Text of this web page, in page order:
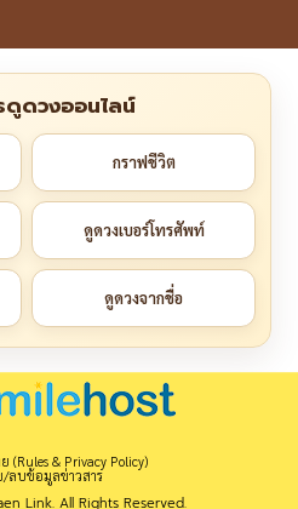
ดูดวงออนไลน์
กราฟชีวิต
ดูดวงเบอร์โทรศัพท์
ดูดวงจากชื่อ
(Rules & Privacy Policy)
/ลบข้อมูลข่าวสาร
Link. All Rights Reserved.